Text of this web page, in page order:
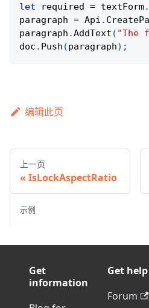
let required = textForm.
paragraph = Api .
paragraph .AddText ( "The
doc . Push (paragraph) ;
编辑此页
上一页
IsLockAspectRatio
示例
Get
information
Get help
Forum